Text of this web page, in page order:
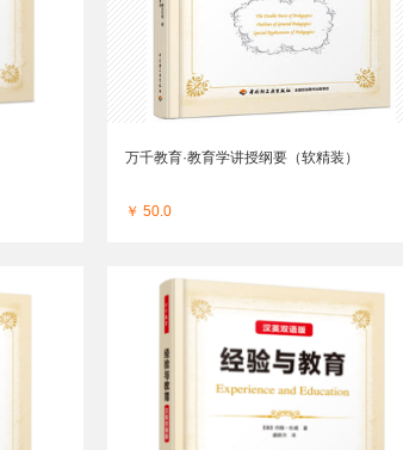
万千教育·教育学讲授纲要（软精装）
￥ 50.0